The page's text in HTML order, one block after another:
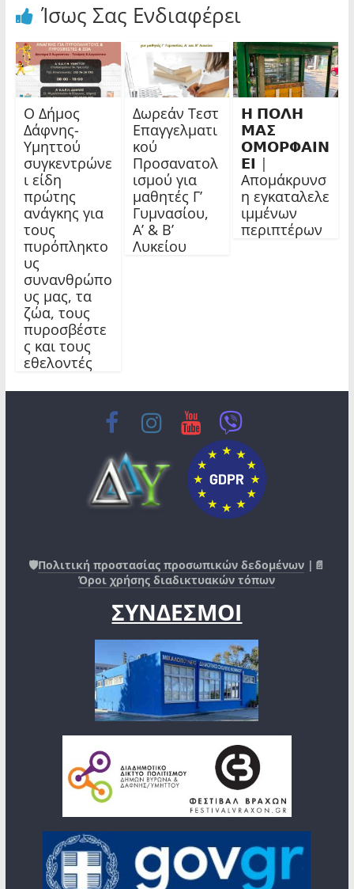
Ίσως Σας Ενδιαφέρει
Ο Δήμος
Δάφνης-
Υμηττού
συγκεντρώνε
ι είδη
πρώτης
ανάγκης για
τους
πυρόπληκτο
υς
συνανθρώπο
υς μας, τα
ζώα, τους
πυροσβέστε
ς και τους
εθελοντές
Δωρεάν Τεστ
Επαγγελματι
κού
Προσανατολ
ισμού για
μαθητές Γ’
Γυμνασίου,
Α’ & Β’
Λυκείου
𝝜 𝝥𝝤𝝠𝝜
𝝡𝝖𝝨
𝝤𝝡𝝤𝝦𝝫𝝖𝝞𝝢
𝝚𝝞 |
Απομάκρυνσ
η εγκαταλελε
ιμμένων
περιπτέρων
🛡️Πολιτική προστασίας προσωπικών δεδομένων |📄
Όροι χρήσης διαδικτυακών τόπων
ΣΥΝΔΕΣΜΟΙ